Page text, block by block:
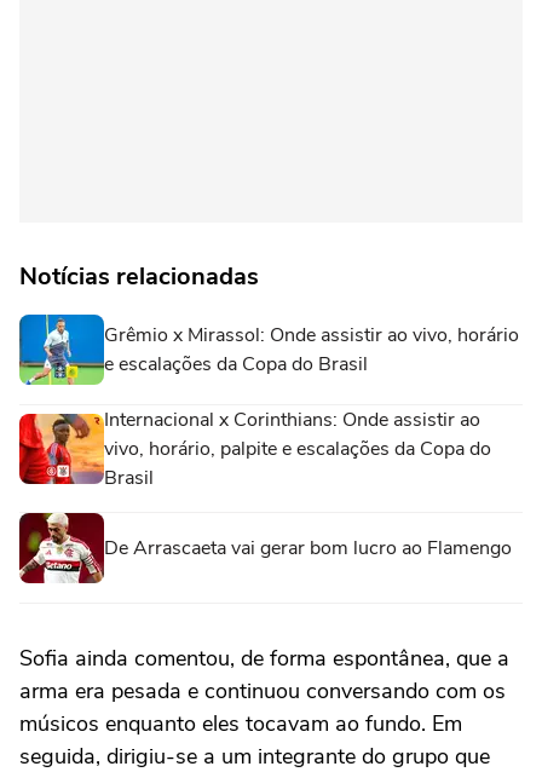
Notícias relacionadas
Grêmio x Mirassol: Onde assistir ao vivo, horário
e escalações da Copa do Brasil
Internacional x Corinthians: Onde assistir ao
vivo, horário, palpite e escalações da Copa do
Brasil
De Arrascaeta vai gerar bom lucro ao Flamengo
Sofia ainda comentou, de forma espontânea, que a
arma era pesada e continuou conversando com os
músicos enquanto eles tocavam ao fundo. Em
seguida, dirigiu-se a um integrante do grupo que